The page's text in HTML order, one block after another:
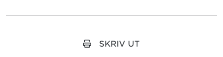
SKRIV UT